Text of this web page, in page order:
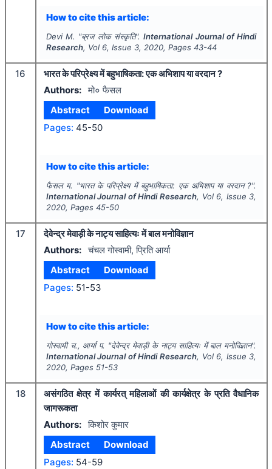
How to cite this article:
Devi M. "ब्रज लोक संस्कृति".International Journal of Hindi
Research, Vol 6, Issue 3, 2020, Pages 43-44
16
भारत के परिप्रेक्ष्य में बहुभाषिकता: एक अभिशाप या वरदान ?
Authors: मो० फैसल
Abstract
Download
Pages: 45-50
How to cite this article:
फैसल म. "भारत के परिप्रेक्ष्य में बहुभाषिकता: एक अभिशाप या वरदान ?".
International Journal of Hindi Research, Vol 6, Issue 3,
2020, Pages 45-50
17
देवेन्द्र मेवाड़ी के नाट्य साहित्यः में बाल मनोविज्ञान
Authors: चंचल गोस्वामी, प्रिति आर्या
Abstract
Download
Pages: 51-53
How to cite this article:
गोस्वामी च., आर्या प. "देवेन्द्र मेवाड़ी के नाट्य साहित्यः में बाल मनोविज्ञान".
International Journal of Hindi Research, Vol 6, Issue 3,
2020, Pages 51-53
18
असंगठित क्षेत्र में कार्यरत् महिलाओं की कार्यक्षेत्र के प्रति वैधानिक
जागरूकता
Authors: किशोर कुमार
Abstract
Download
Pages: 54-59